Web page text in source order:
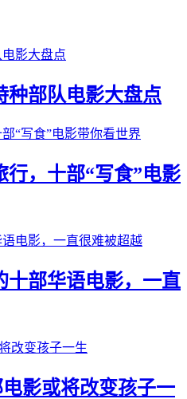
种部队电影大盘点
行，十部“写食”电影
十部华语电影，一直
影或将改变孩子一